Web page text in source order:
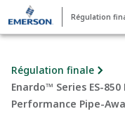
Régulation
Régulation finale
Enardo™ Series ES-
Performance Pipe-